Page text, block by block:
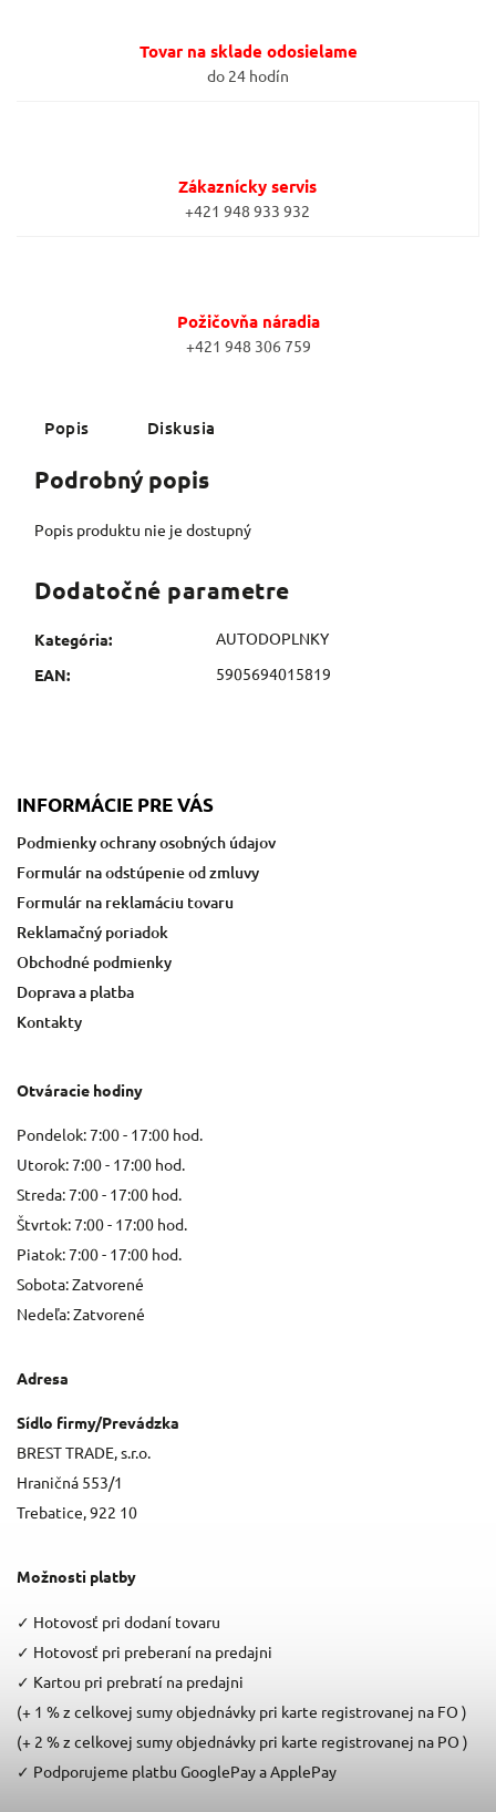
Tovar na sklade odosielame
do 24 hodín
Zákaznícky servis
+421 948 933 932
Požičovňa náradia
+421 948 306 759
Popis Diskusia
Podrobný popis
Popis produktu nie je dostupný
Dodatočné parametre
Kategória:
AUTODOPLNKY
EAN: 5905694015819
INFORMÁCIE PRE VÁS
Podmienky ochrany osobných údajov
Formulár na odstúpenie od zmluvy
Formulár na reklamáciu tovaru
Reklamačný poriadok
Obchodné podmienky
Doprava a platba
Kontakty
Otváracie hodiny
Pondelok: 7:00 - 17:00 hod.
Utorok: 7:00 - 17:00 hod.
Streda: 7:00 - 17:00 hod.
Štvrtok: 7:00 - 17:00 hod.
Piatok: 7:00 - 17:00 hod.
Sobota: Zatvorené
Nedeľa: Zatvorené
Adresa
Sídlo firmy/Prevádzka
BREST TRADE, s.r.o.
Hraničná 553/1
Trebatice, 922 10
Možnosti platby
✓ Hotovosť pri dodaní tovaru
✓ Hotovosť pri preberaní na predajni
✓ Kartou pri prebratí na predajni
(+ 1 % z celkovej sumy objednávky pri karte registrovanej na FO )
(+ 2 % z celkovej sumy objednávky pri karte registrovanej na PO )
✓ Podporujeme platbu GooglePay a ApplePay